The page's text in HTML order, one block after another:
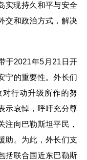
实现持久和平与安全
交和政治方式，解决
于2021年5月21日开
宁的重要性。外长们
行动升级所作的努
示哀悼，呼吁充分尊
注向巴勒斯坦平民，
助。为此，外长们支
括联合国近东巴勒斯